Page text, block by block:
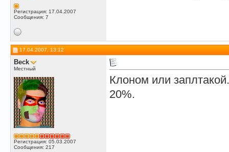
Регистрация: 17.04.2007
Сообщения: 7
17.04.2007, 13:12
Beck
Местный
Регистрация: 05.03.2007
Сообщения: 217
Клоном или
20%.